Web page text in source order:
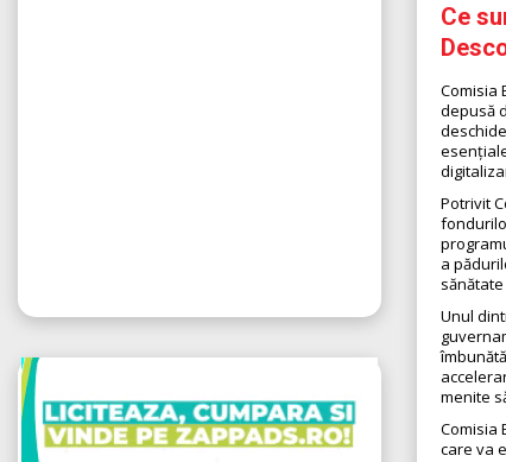
Ce
Comisia
depusă
Potrivit
a
Unul
menite
Comisia
care va